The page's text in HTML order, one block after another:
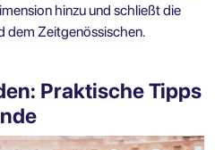
hinzu und schließt die
dem Zeitgenössischen.
Praktische Tipps